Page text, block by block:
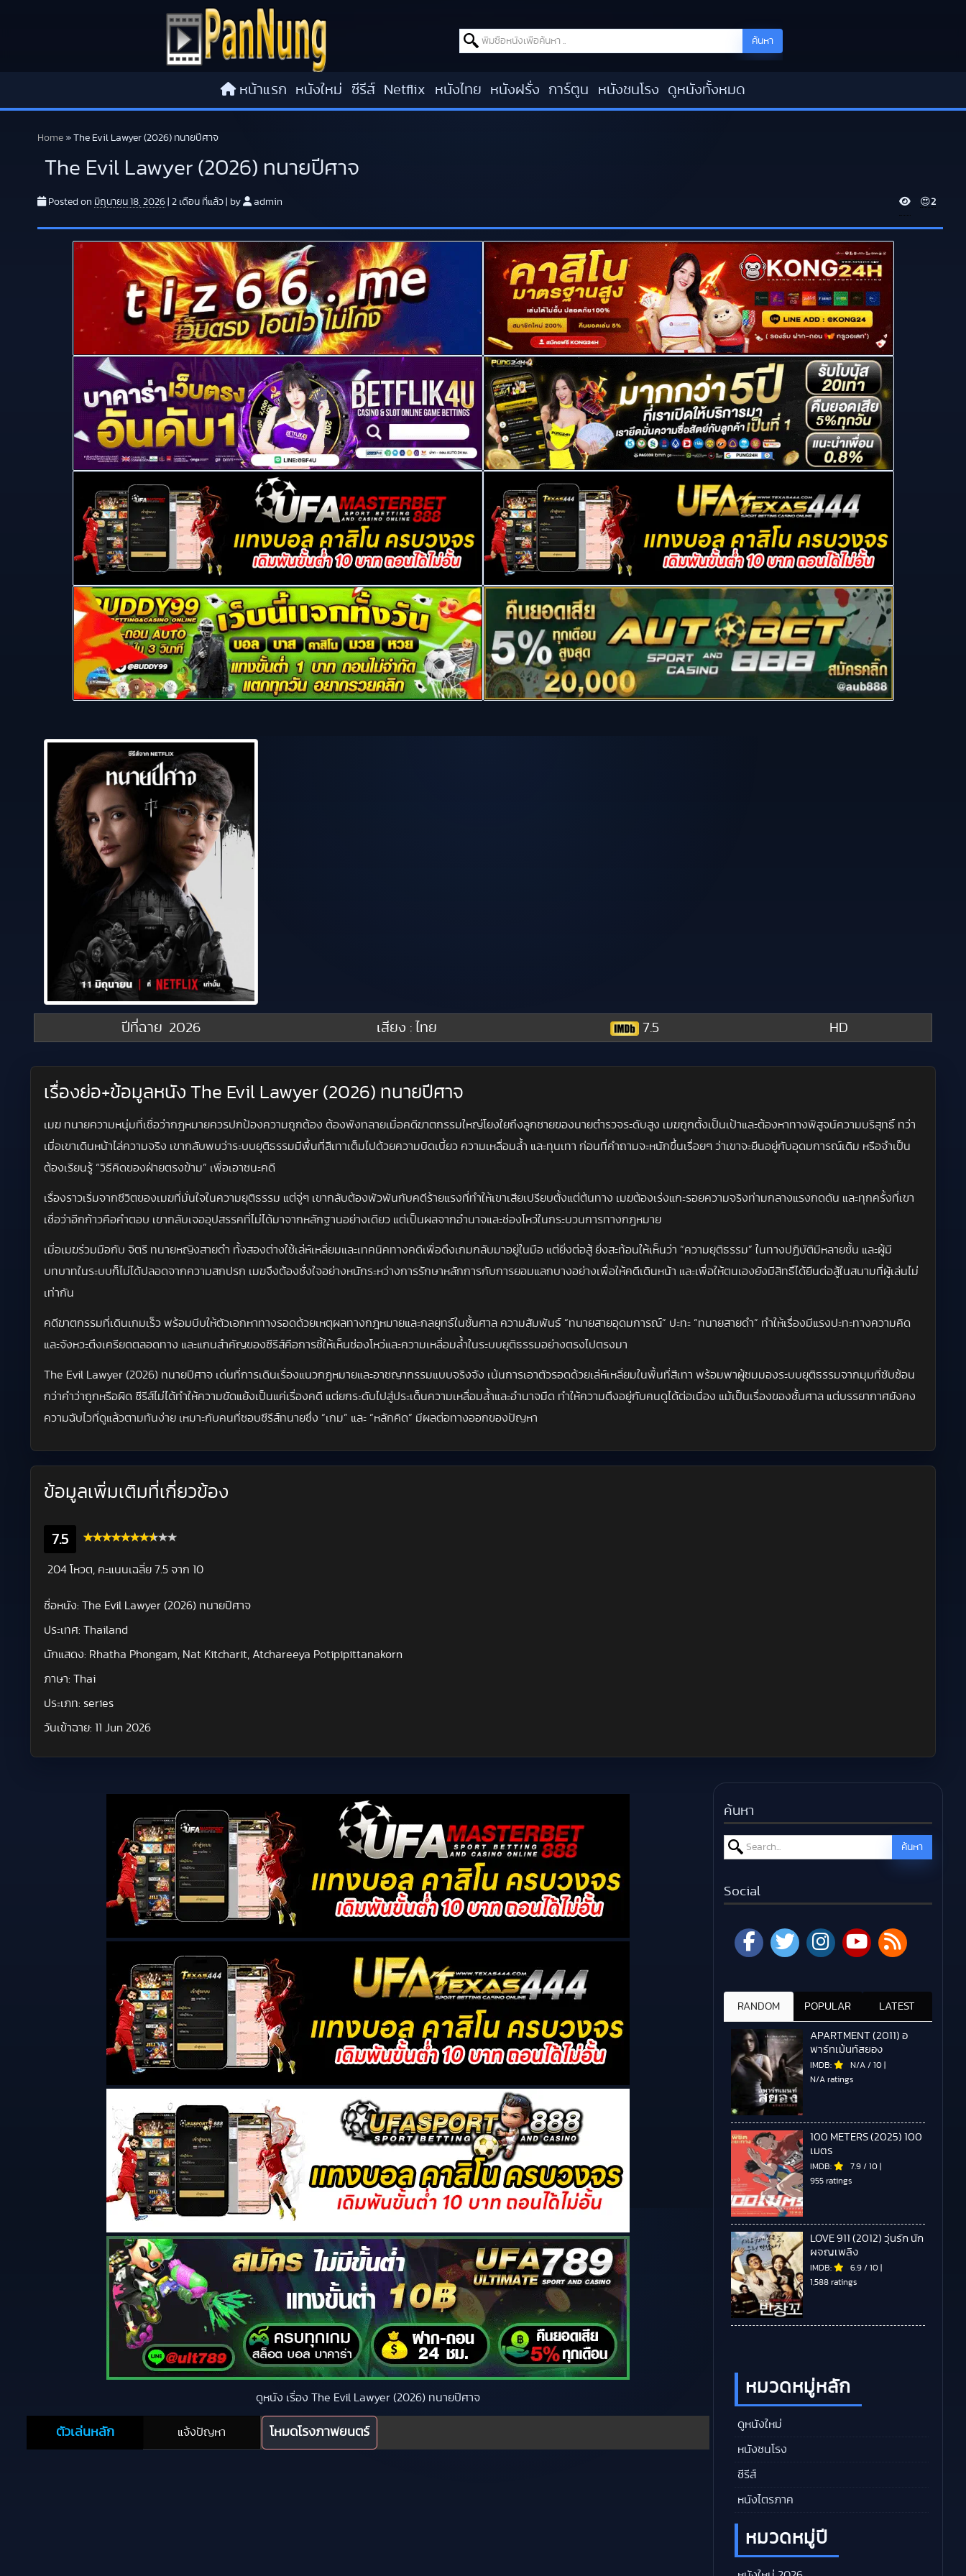
Search for: ค้นหา
หน้าแรก หนังใหม่ ซีรีส์ Netflix หนังไทย หนังฝรั่ง การ์ตูน หนังชนโรง ดูหนังทั้งหมด
Home » The Evil Lawyer (2026) ทนายปีศาจ
The Evil Lawyer (2026) ทนายปีศาจ
Posted on มิถุนายน 18, 2026 2 เดือน ที่แล้ว by admin V
i
😍2
ปีที่ฉาย 2026 เสียง : ไทย 7.5 HD
เรื่องย่อ+ข้อมูลหนัง The Evil Lawyer (2026) ทนายปีศาจ
เมฆ ทนายความหนุ่มที่เชื่อว่ากฎหมายควรปกป้องความถูกต้อง ต้องพังทลายเมื่อคดีฆาตกรรมใหญ่โยงใยถึงลูกชายของนายตำรวจระดับสูง เมฆถูกตั้งเป็นเป้าและต้องหาทางพิสูจน์ความบริสุทธิ์ ทว่า
เมื่อเขาเดินหน้าไล่ความจริง เขากลับพบว่าระบบยุติธรรมมีพื้นที่สีเทาเต็มไปด้วยความบิดเบี้ยว ความเหลื่อมล้ำ และทุนเทา ก่อนที่คำถามจะหนักขึ้นเรื่อยๆ ว่าเขาจะยืนอยู่กับอุดมการณ์เดิม หรือจำเป็น
ต้องเรียนรู้ “วิธีคิดของฝ่ายตรงข้าม” เพื่อเอาชนะคดี
เรื่องราวเริ่มจากชีวิตของเมฆที่มั่นใจในความยุติธรรม แต่จู่ๆ เขากลับต้องพัวพันกับคดีร้ายแรงที่ทำให้เขาเสียเปรียบตั้งแต่ต้นทาง เมฆต้องเร่งแกะรอยความจริงท่ามกลางแรงกดดัน และทุกครั้งที่เขา
เชื่อว่าอีกก้าวคือคำตอบ เขากลับเจออุปสรรคที่ไม่ได้มาจากหลักฐานอย่างเดียว แต่เป็นผลจากอำนาจและช่องโหว่ในกระบวนการทางกฎหมาย
เมื่อเมฆร่วมมือกับ จิตรี ทนายหญิงสายดำ ทั้งสองต่างใช้เล่ห์เหลี่ยมและเทคนิคทางคดีเพื่อดึงเกมกลับมาอยู่ในมือ แต่ยิ่งต่อสู้ ยิ่งสะท้อนให้เห็นว่า “ความยุติธรรม” ในทางปฏิบัติมีหลายชั้น และผู้มี
บทบาทในระบบก็ไม่ได้ปลอดจากความสกปรก เมฆจึงต้องชั่งใจอย่างหนักระหว่างการรักษาหลักการกับการยอมแลกบางอย่างเพื่อให้คดีเดินหน้า และเพื่อให้ตนเองยังมีสิทธิ์ได้ยืนต่อสู้ในสนามที่ผู้เล่นไม่
เท่ากัน
คดีฆาตกรรมที่เดินเกมเร็ว พร้อมบีบให้ตัวเอกหาทางรอดด้วยเหตุผลทางกฎหมายและกลยุทธ์ในชั้นศาล ความสัมพันธ์ “ทนายสายอุดมการณ์” ปะทะ “ทนายสายดำ” ทำให้เรื่องมีแรงปะทะทางความคิด
และจังหวะตึงเครียดตลอดทาง และแกนสำคัญของซีรีส์คือการชี้ให้เห็นช่องโหว่และความเหลื่อมล้ำในระบบยุติธรรมอย่างตรงไปตรงมา
The Evil Lawyer (2026) ทนายปีศาจ เด่นที่การเดินเรื่องแนวกฎหมายและอาชญากรรมแบบจริงจัง เน้นการเอาตัวรอดด้วยเล่ห์เหลี่ยมในพื้นที่สีเทา พร้อมพาผู้ชมมองระบบยุติธรรมจากมุมที่ซับซ้อน
กว่าคำว่าถูกหรือผิด ซีรีส์ไม่ได้ทำให้ความขัดแย้งเป็นแค่เรื่องคดี แต่ยกระดับไปสู่ประเด็นความเหลื่อมล้ำและอำนาจมืด ทำให้ความตึงอยู่กับคนดูได้ต่อเนื่อง แม้เป็นเรื่องของชั้นศาล แต่บรรยากาศยังคง
ความฉับไวที่ดูแล้วตามทันง่าย เหมาะกับคนที่ชอบซีรีส์ทนายซึ่ง “เกม” และ “หลักคิด” มีผลต่อทางออกของปัญหา
ข้อมูลเพิ่มเติมที่เกี่ยวข้อง
7.5
204 โหวต, คะแนนเฉลี่ย 7.5 จาก 10
ชื่อหนัง: The Evil Lawyer (2026) ทนายปีศาจ
ประเทศ: Thailand
นักแสดง: Rhatha Phongam, Nat Kitcharit, Atchareeya Potipipittanakorn
ภาษา: Thai
ประเภท: series
วันเข้าฉาย: 11 Jun 2026
ดูหนัง เรื่อง The Evil Lawyer (2026) ทนายปีศาจ
ตัวเล่นหลัก แจ้งปัญหา โหมดโรงภาพยนตร์
ค้นหา
Search for: ค้นหา
Social
RANDOM POPULAR LATEST
APARTMENT (2011) อ
พาร์ทเม้นท์สยอง
IMDB: N/A / 10 |
N/A ratings
100 METERS (2025) 100
เมตร
IMDB: 7.9 / 10 |
955 ratings
LOVE 911 (2012) วุ่นรัก นัก
ผจญเพลิง
IMDB: 6.9 / 10 |
1,588 ratings
หมวดหมู่หลัก
ดูหนังใหม่
หนังชนโรง
ซีรีส์
หนังไตรภาค
หมวดหมู่ปี